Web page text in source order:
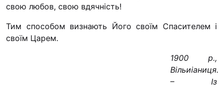
Іконописна школа
Альтернатива
Одна церква – одна
одна родина
свою любов, свою вдячність!
Тим способом визнають Його своїм Спасителем і
своїм Царем.
1900 р.,
Вільиіаниця.
– Із